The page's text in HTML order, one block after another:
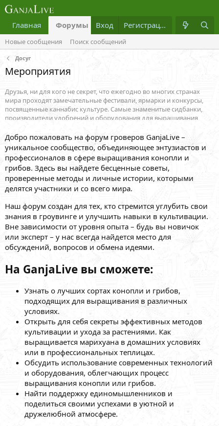
Главная Форумы Что нового? Медиа
Вход Регистрация
Новые сообщения Поиск сообщений
Досуг
Мероприятия
Друзья, ни для кого не секрет, что ежегодно во многих странах
мира проходят замечательные фестивали, ярмарки и конкурсы,
посвященные каннабис культуре. Самые знаменитые сидбанки,
производители удобрений и оборудования для выращивания
организовывают развлекательные мероприятия. В этом разделе
будет размещаться информация о ближайших мировых
фестивалях.
Добро пожаловать на форум гроверов GanjaLive –
уникальное сообщество, объединяющее энтузиастов и
профессионалов в сфере выращивания конопли и
грибов. Здесь вы найдете бесценные советы,
проверенные методы и личные истории, которыми
делятся участники и со всего мира.
Наш форум создан для тех, кто стремится углубить свои
знания в гроувинге и улучшить навыки в культивации.
Вне зависимости от уровня опыта – будь вы новичок
или эксперт – у нас всегда найдется место для
обсуждений, вопросов и обмена идеями.
На GanjaLive вы сможете:
Узнать о лучших сортах конопли и грибов,
подходящих для выращивания в различных
условиях.
Открыть для себя секреты эффективных методов
культивации и ухода за растениями. Как
выращивается марихуана в домашних условиях
или в профессиональных теплицах.
Обсудить использование современных технологий
и оборудования, облегчающих процесс
выращивания конопли или грибов.
Найти поддержку единомышленников и
поделиться своими успехами в уютной и
дружелюбной атмосфере.